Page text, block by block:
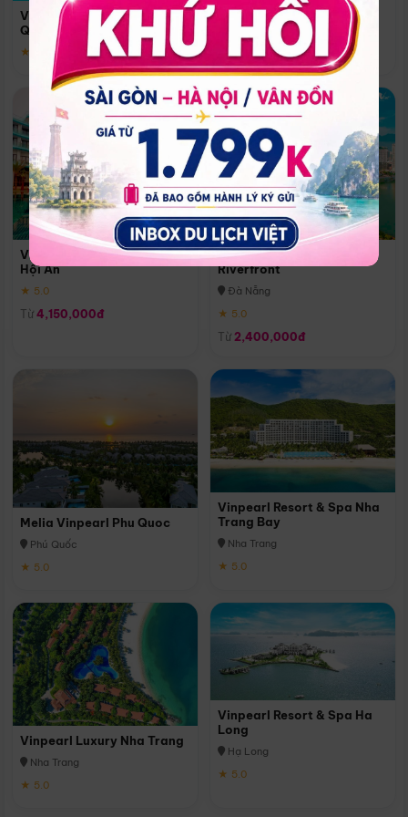
Vinpearl Resort & Spa Phu
Quoc
★ 5.0
Quoc
Phú Quốc
★ 5.0
Vinpearl Resort & Golf Nam
Hội An
★ 5.0
Từ 4,150,000đ
Melia Vinpearl Danang
Riverfront
Đà Nẵng
★ 5.0
Từ 2,400,000đ
Melia Vinpearl Phu Quoc
Phú Quốc
★ 5.0
Vinpearl Resort & Spa Nha
Trang Bay
Nha Trang
★ 5.0
Vinpearl Luxury Nha Trang
Nha Trang
★ 5.0
Vinpearl Resort & Spa Ha
Long
Hạ Long
★ 5.0